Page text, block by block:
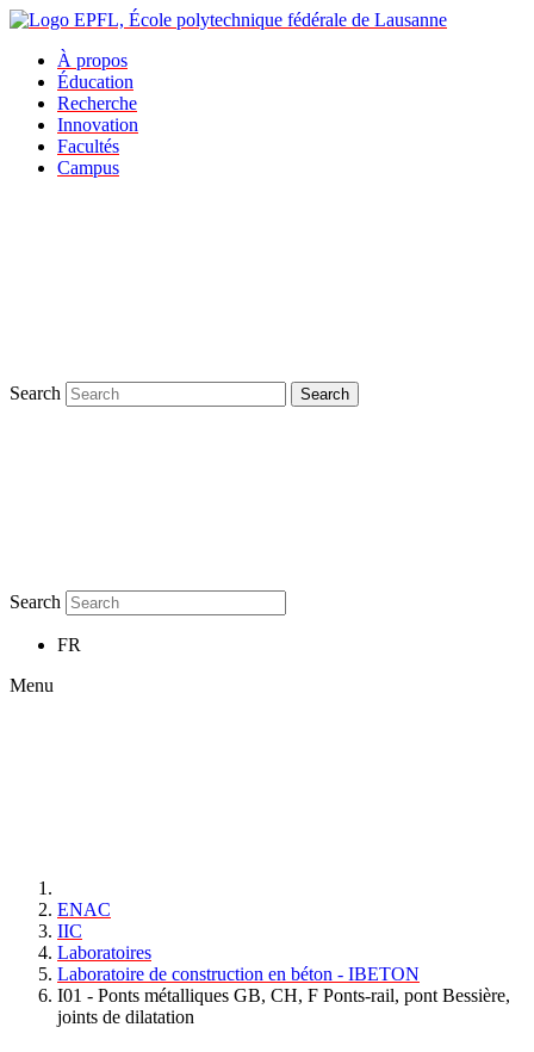
À propos
Éducation
Recherche
Innovation
Facultés
Campus
Search Search
Search
FR
Menu
ENAC
IIC
Laboratoires
Laboratoire de construction en béton - IBETON
I01 - Ponts métalliques GB, CH, F Ponts-rail, pont Bessière,
joints de dilatation